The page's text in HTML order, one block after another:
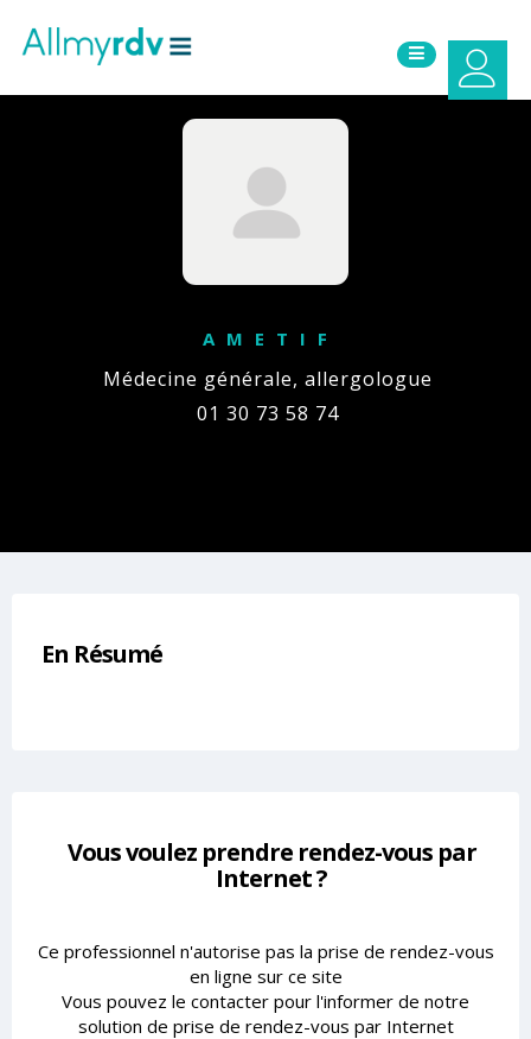
A M E T I F
Médecine générale, allergologue
01 30 73 58 74
En Résumé
Vous voulez prendre rendez-vous par
Internet ?
Ce professionnel n'autorise pas la prise de rendez-vous
en ligne sur ce site
Vous pouvez le contacter pour l'informer de notre
solution de prise de rendez-vous par Internet